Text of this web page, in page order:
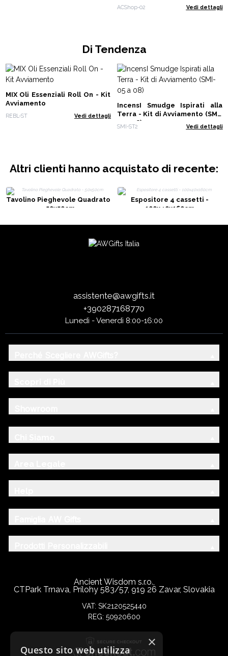
ACShop-02 Vedi dettagli
Di Tendenza
MIX Oli Essenziali Roll On - Kit
Avviamento
REBL-ST Vedi dettagli
IncensI Smudge Ispirati alla
Terra - Kit di Avviamento (SMI-
05 a 08)
SMI-ST2 Vedi dettagli
Altri clienti hanno acquistato di recente:
Tavolino Pieghevole Quadrato
- 50x50cm
Espositore 4 cassetti -
100x40x160cm
assistente@awgifts.it
+390287168770
Lunedì - Venerdì 8:00-16:00
Ancient Wisdom s.r.o.,
CTPark Trnava, Prílohy 583/57, 919 26 Zavar, Slovakia
VAT: SK2120525440
REG: 50920600
×
Questo sito web utilizza